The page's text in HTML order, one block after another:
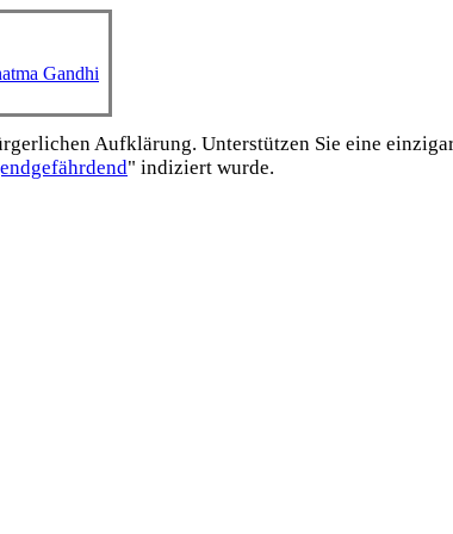
Gandhi
Aufklärung. Unterstützen Sie eine
" indiziert wurde.